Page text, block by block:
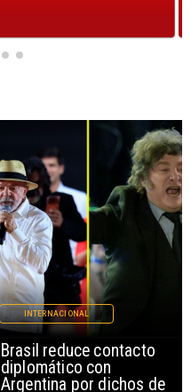
China restringe
exportación de drones a
EEUU y sanciona
INTERNACIONAL